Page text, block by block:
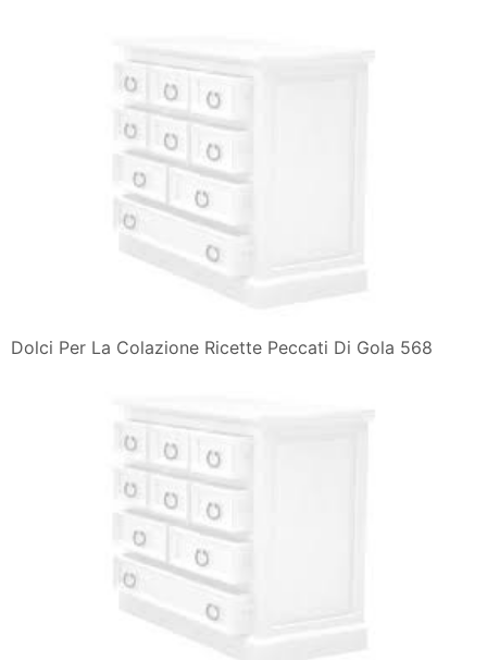
Dolci Per La Colazione Ricette Peccati Di Gola 568